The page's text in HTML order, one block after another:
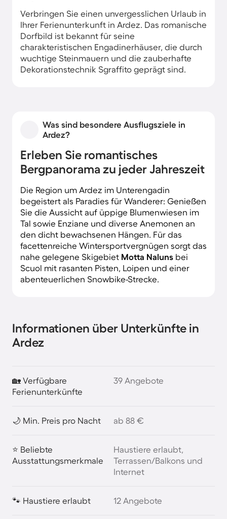
Verbringen Sie einen unvergesslichen Urlaub in
Ihrer Ferienunterkunft in Ardez. Das romanische
Dorfbild ist bekannt für seine
charakteristischen Engadinerhäuser, die durch
wuchtige Steinmauern und die zauberhafte
Dekorationstechnik Sgraffito geprägt sind.
Was sind besondere Ausflugsziele in
Ardez?
Erleben Sie romantisches
Bergpanorama zu jeder Jahreszeit
Die Region um Ardez im Unterengadin
begeistert als Paradies für Wanderer: Genießen
Sie die Aussicht auf üppige Blumenwiesen im
Tal sowie Enziane und diverse Anemonen an
den dicht bewachsenen Hängen. Für das
facettenreiche Wintersportvergnügen sorgt das
nahe gelegene Skigebiet Motta Naluns bei
Scuol mit rasanten Pisten, Loipen und einer
abenteuerlichen Snowbike-Strecke.
Informationen über Unterkünfte in
Ardez
🏡 Verfügbare
Ferienunterkünfte
39 Angebote
🌙 Min. Preis pro Nacht ab 88 €
⭐ Beliebte
Ausstattungsmerkmale
Haustiere erlaubt,
Terrassen/Balkons und
Internet
🐾 Haustiere erlaubt 12 Angebote